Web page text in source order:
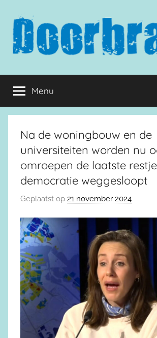
inhoud
springen
Doorbraak.eu
Menu
Na de woningbouw en de
universiteiten worden nu
omroepen de laatste
democratie weggesloopt
Geplaatst op 21 november 2024